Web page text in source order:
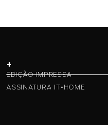
+
EDIÇÃO IMPRESSA
ASSINATURA IT•HOME